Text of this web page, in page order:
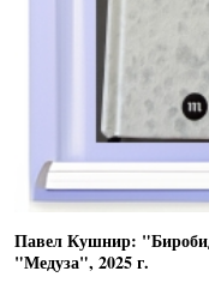
Павел Кушнир:
"Медуза", 2025 г.